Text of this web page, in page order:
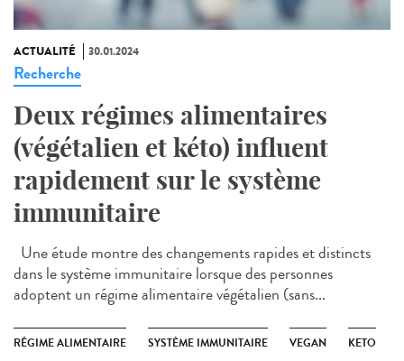
ACTUALITÉ 30.01.2024
Recherche
Deux régimes alimentaires
(végétalien et kéto) influent
rapidement sur le système
immunitaire
Une étude montre des changements rapides et distincts
dans le système immunitaire lorsque des personnes
adoptent un régime alimentaire végétalien (sans...
RÉGIME ALIMENTAIRE SYSTÈME IMMUNITAIRE VEGAN KETO